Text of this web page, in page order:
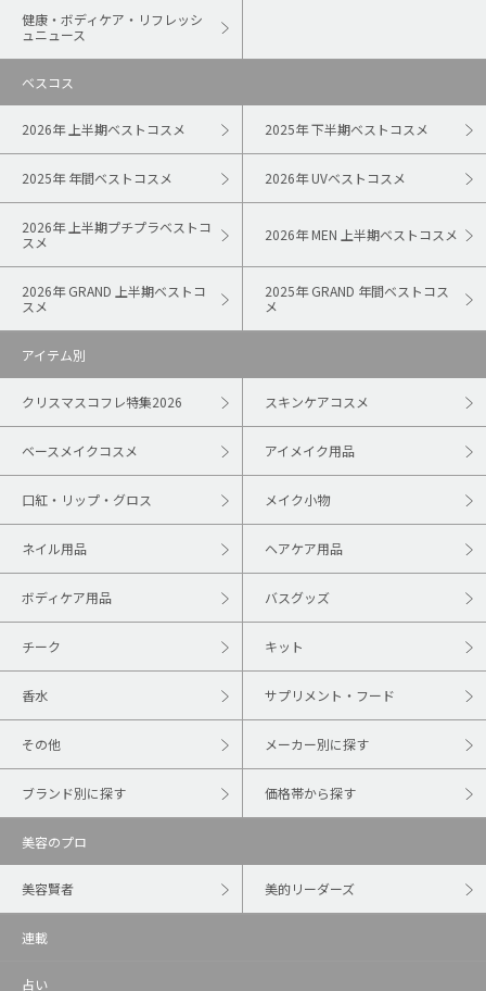
健康・ボディケア・リフレッシ
ュニュース
ベスコス
2026年 上半期ベストコスメ 2025年 下半期ベストコスメ
2025年 年間ベストコスメ 2026年 UVベストコスメ
2026年 上半期プチプラベストコ
スメ
2026年 MEN 上半期ベストコスメ
2026年 GRAND 上半期ベストコ
スメ
2025年 GRAND 年間ベストコス
メ
アイテム別
クリスマスコフレ特集2026 スキンケアコスメ
ベースメイクコスメ アイメイク用品
口紅・リップ・グロス メイク小物
ネイル用品 ヘアケア用品
ボディケア用品 バスグッズ
チーク キット
香水 サプリメント・フード
その他 メーカー別に探す
ブランド別に探す 価格帯から探す
美容のプロ
美容賢者 美的リーダーズ
連載
占い